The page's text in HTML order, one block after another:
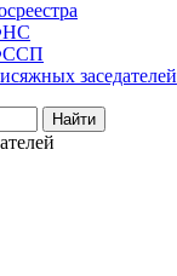
заседателей